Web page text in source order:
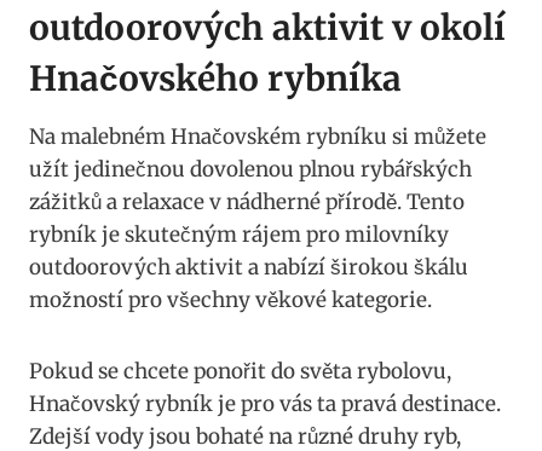
outdoorových aktivit v okolí
Hnačovského rybníka
Na malebném Hnačovském rybníku si můžete
užít jedinečnou dovolenou plnou rybářských
zážitků a relaxace v nádherné přírodě. Tento
rybník je skutečným rájem pro milovníky
outdoorových aktivit a nabízí širokou škálu
možností pro všechny věkové kategorie.
Pokud se chcete ponořit do světa rybolovu,
Hnačovský rybník je pro vás ta pravá destinace.
Zdejší vody jsou bohaté na různé druhy ryb,